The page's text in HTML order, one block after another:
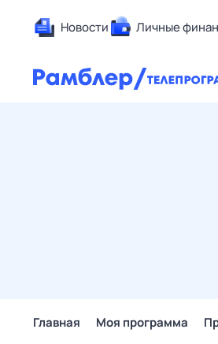
Новости Личные
Главная Моя программа